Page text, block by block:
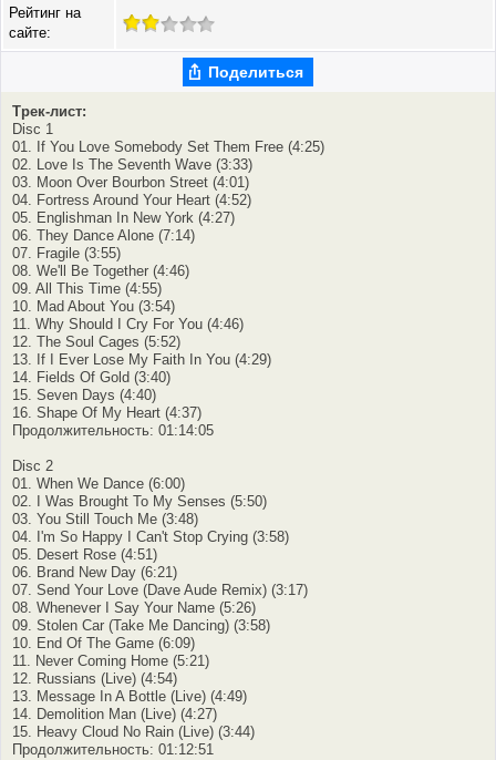
Рейтинг на
сайте:
Поделиться
Трек-лист:
Disc 1
01. If You Love Somebody Set Them Free (4:25)
02. Love Is The Seventh Wave (3:33)
03. Moon Over Bourbon Street (4:01)
04. Fortress Around Your Heart (4:52)
05. Englishman In New York (4:27)
06. They Dance Alone (7:14)
07. Fragile (3:55)
08. We'll Be Together (4:46)
09. All This Time (4:55)
10. Mad About You (3:54)
11. Why Should I Cry For You (4:46)
12. The Soul Cages (5:52)
13. If I Ever Lose My Faith In You (4:29)
14. Fields Of Gold (3:40)
15. Seven Days (4:40)
16. Shape Of My Heart (4:37)
Продолжительность: 01:14:05
Disc 2
01. When We Dance (6:00)
02. I Was Brought To My Senses (5:50)
03. You Still Touch Me (3:48)
04. I'm So Happy I Can't Stop Crying (3:58)
05. Desert Rose (4:51)
06. Brand New Day (6:21)
07. Send Your Love (Dave Aude Remix) (3:17)
08. Whenever I Say Your Name (5:26)
09. Stolen Car (Take Me Dancing) (3:58)
10. End Of The Game (6:09)
11. Never Coming Home (5:21)
12. Russians (Live) (4:54)
13. Message In A Bottle (Live) (4:49)
14. Demolition Man (Live) (4:27)
15. Heavy Cloud No Rain (Live) (3:44)
Продолжительность: 01:12:51